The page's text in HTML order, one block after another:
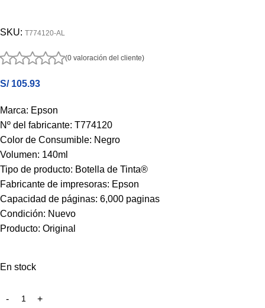
SKU: T774120-AL
(0 valoración del cliente)
S/105.93
Marca: Epson
Nº del fabricante: T774120
Color de Consumible: Negro
Volumen: 140ml
Tipo de producto: Botella de Tinta®
Fabricante de impresoras: Epson
Capacidad de páginas: 6,000 paginas
Condición: Nuevo
Producto: Original
En stock